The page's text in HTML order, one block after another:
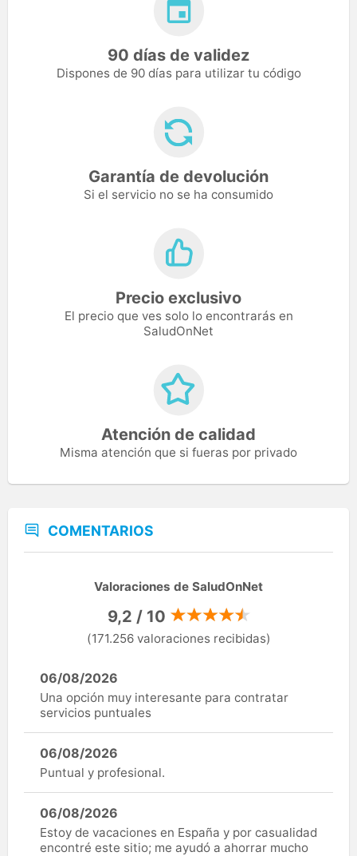
90 días de validez
Dispones de 90 días para utilizar tu código
Garantía de devolución
Si el servicio no se ha consumido
Precio exclusivo
El precio que ves solo lo encontrarás en
SaludOnNet
Atención de calidad
Misma atención que si fueras por privado
COMENTARIOS
Valoraciones de SaludOnNet
9,2 / 10
(171.256 valoraciones recibidas)
06/08/2026
Una opción muy interesante para contratar
servicios puntuales
06/08/2026
Puntual y profesional.
06/08/2026
Estoy de vacaciones en España y por casualidad
encontré este sitio; me ayudó a ahorrar mucho